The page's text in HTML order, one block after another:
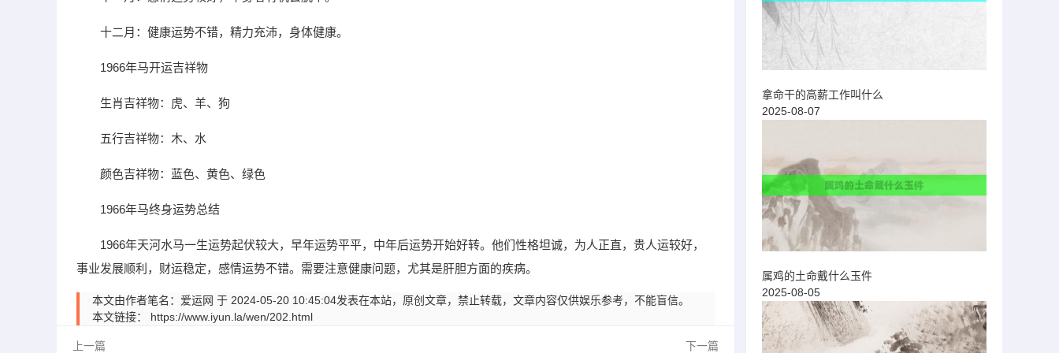
十二月：健康运势不错，精力充沛，身体健康。
1966年马开运吉祥物
生肖吉祥物：虎、羊、狗
五行吉祥物：木、水
颜色吉祥物：蓝色、黄色、绿色
1966年马终身运势总结
1966年天河水马一生运势起伏较大，早年运势平平，中年后运势开始好转。他们性格坦诚，为人正直，贵人运较好，
事业发展顺利，财运稳定，感情运势不错。需要注意健康问题，尤其是肝胆方面的疾病。
本文由作者笔名：爱运网 于 2024-05-20 10:45:04发表在本站，原创文章，禁止转载，文章内容仅供娱乐参考，不能盲信。
本文链接： https://www.iyun.la/wen/202.html
上一篇 下一篇
拿命干的高薪工作叫什么
2025-08-07
属鸡的土命戴什么玉件
2025-08-05